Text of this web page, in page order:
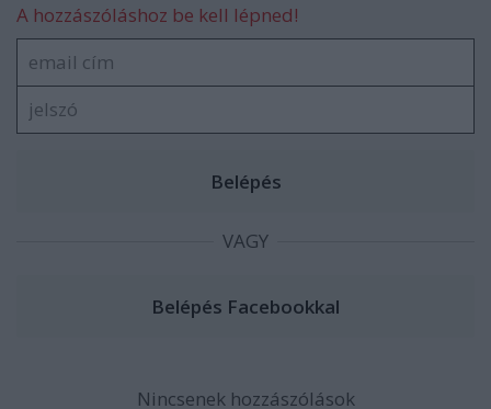
A hozzászóláshoz be kell lépned!
VAGY
Nincsenek hozzászólások